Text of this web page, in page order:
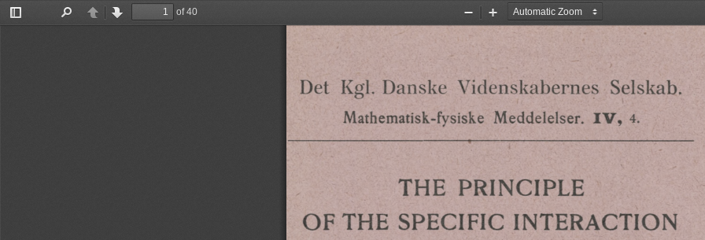
Toggle
PreviousNext
of 40
Zoom
Zoom
In
Det Kgl. Danske Videnskabernes Selskab.
Mathematisk-fysiske Meddelelser. IV, 4.
THE PRINCIPLE
OF THE SPECIFIC INTERACTION